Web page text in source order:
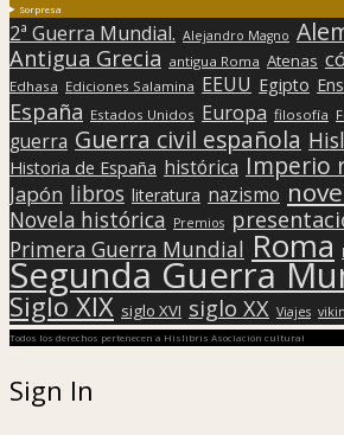
Sorpresa
2ª Guerra Mundial. Alejandro Magno
Antigua Grecia antigua Roma Atenas
Edhasa Ediciones Salamina EEUU Egipto
España Estados Unidos Europa filosofía
guerra Guerra civil española
Historia de España histórica Imperio
Japón libros literatura nazismo
Novela histórica Premios
Primera Guerra Mundial Roma
Segunda Guerra
Siglo XIX siglo XVI siglo XX Viajes
Todos los derechos pertenecen a Hislibris Asociación cultural
Sign In